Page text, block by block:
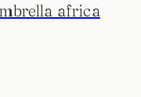
africa